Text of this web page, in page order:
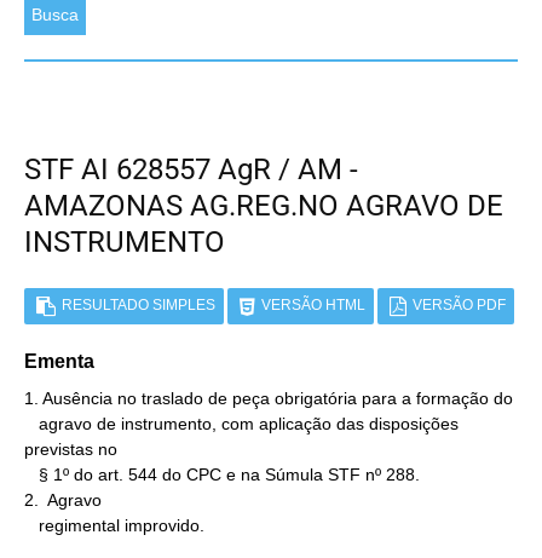
Busca
STF AI 628557 AgR / AM -
AMAZONAS AG.REG.NO AGRAVO DE
INSTRUMENTO
RESULTADO SIMPLES VERSÃO HTML VERSÃO PDF
Ementa
1. Ausência no traslado de peça obrigatória para a formação do
previstas no
2.  Agravo
   regimental improvido.